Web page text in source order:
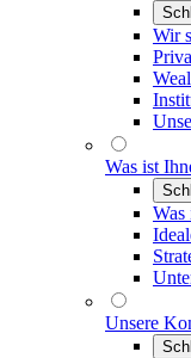
Wir
Was ist
Was
Unsere